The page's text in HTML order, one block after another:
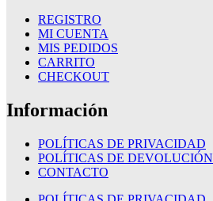
REGISTRO
MI CUENTA
MIS PEDIDOS
CARRITO
CHECKOUT
Información
POLÍTICAS DE PRIVACIDAD
POLÍTICAS DE DEVOLUCIÓN
CONTACTO